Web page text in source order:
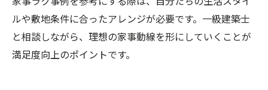
ルや敷地条件に合ったアレンジが必要です。一級建築士
と相談しながら、理想の家事動線を形にしていくことが
満足度向上のポイントです。